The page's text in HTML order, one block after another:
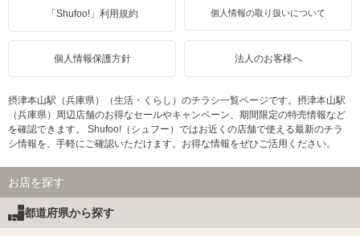
「Shufoo!」利用規約 個人情報の取り扱いについて
個人情報保護方針 法人のお客様へ
摂津本山駅（兵庫県）（生活・くらし）のチラシ一覧ページです。摂津本山駅
（兵庫県）周辺店舗のお得なセールやキャンペーン、期間限定の特売情報など
を確認できます。 Shufoo!（シュフー）ではお近くの店舗で使える最新のチラ
シ情報を、手軽にご確認いただけます。お得な情報をぜひご活用ください。
お店を探す
都道府県から探す